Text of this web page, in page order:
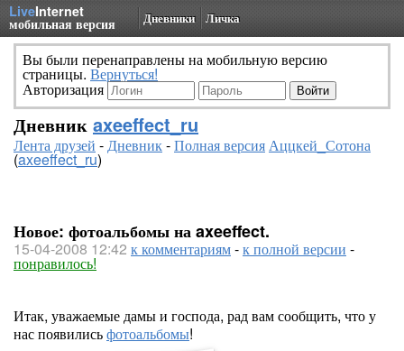
LiveInternet
мобильная версия Дневники Личка
Вы были перенаправлены на мобильную версию
страницы. Вернуться!
Авторизация
Дневник axeeffect_ru
Лента друзей -Дневник-Полная версияАццкей_Сотона
(axeeffect_ru)
Новое: фотоальбомы на axeeffect.
15-04-2008 12:42 к комментариям-к полной версии -
понравилось!
Итак, уважаемые дамы и господа, рад вам сообщить, что у
нас появилисьфотоальбомы!